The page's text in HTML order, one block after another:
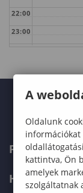
22:00
23:00
A
Oldalunk
kattintva, Ön
amelyek
szolgáltatnak